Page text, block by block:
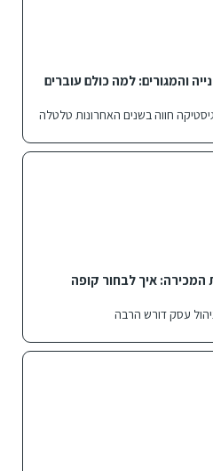
והמגורים: למה כולם עוברים
חווה בשנים האחרונות טלטלה
איך לבחור קופה
עסק דורש הרבה